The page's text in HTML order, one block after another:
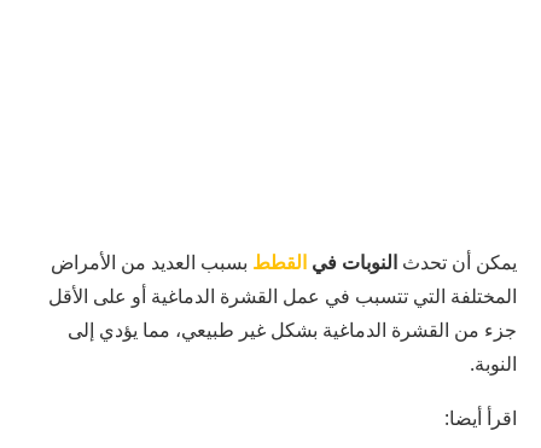
يمكن أن تحدث النوبات في القطط بسبب العديد من الأمراض
المختلفة التي تتسبب في عمل القشرة الدماغية أو على الأقل
جزء من القشرة الدماغية بشكل غير طبيعي، مما يؤدي إلى
النوبة.
اقرأ أيضا: